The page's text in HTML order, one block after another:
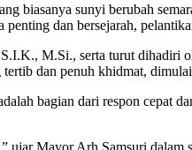
sunyi berubah
dan bersejarah,
M.Si., serta turut dihadiri
dan penuh khidmat,
bagian dari respon cepat
Mayor Arh Samsuri